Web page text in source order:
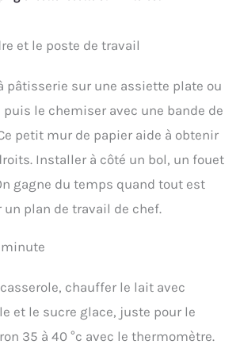
et le poste de travail
pâtisserie sur une assiette plate ou
le chemiser avec une bande de
petit mur de papier aide à obtenir
Installer à côté un bol, un fouet
gagne du temps quand tout est
plan de travail de chef.
minute
chauffer le lait avec
et le sucre glace, juste pour le
35 à 40 °c avec le thermomètre.